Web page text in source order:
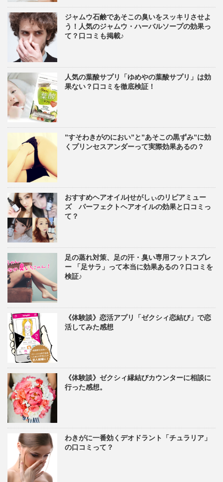
ジャムウ石鹸であそこの臭いをスッキリさせよ
う！人気のジャムウ・ハーバルソープの効果っ
て？口コミも掲載♪
人気の葉酸サプリ「ゆめやの葉酸サプリ」は効
果ない？口コミを徹底検証！
”すそわきがのにおい”と”あそこの黒ずみ”に効
くプリンセスアンダーって実際効果あるの？
おすすめヘアオイル|せがしぃのリピアミュー
ズ パーフェクトヘアオイルの効果と口コミっ
て？
足の蒸れ対策、足の汗・臭い専用フットスプレ
ー 「足サラ」って本当に効果あるの？口コミを
検証♪
《体験談》恋活アプリ「ゼクシィ恋結び」で恋
活してみた感想
《体験談》ゼクシィ縁結びカウンターに相談に
行った感想。
わきがに一番効くデオドラント「チュラリア」
の口コミって？